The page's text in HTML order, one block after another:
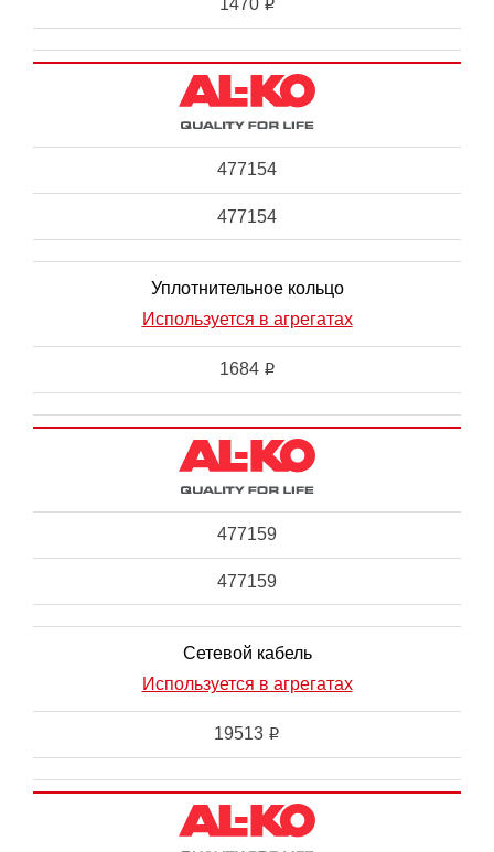
1470 i
477154
477154
Уплотнительное кольцо
Используется в агрегатах
1684 i
477159
477159
Сетевой кабель
Используется в агрегатах
19513 i